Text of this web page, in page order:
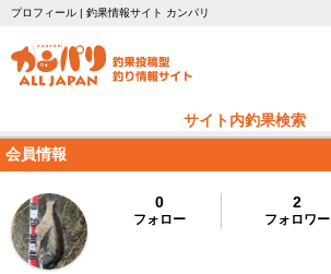
プロフィール | 釣果情報サイト カンパリ
サイト内釣果検索
会員情報
0
フォロー
2
フォロワー